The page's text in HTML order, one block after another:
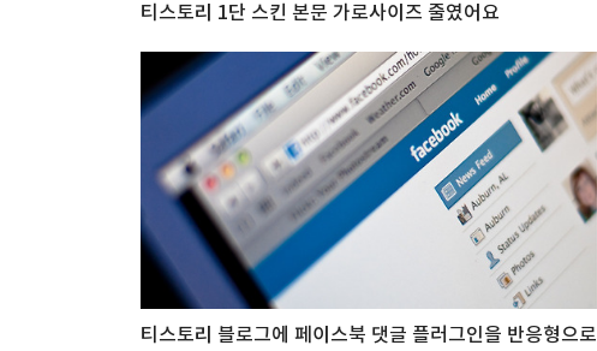
티스토리 1단 스킨 본문 가로사이즈 줄였어요
티스토리 블로그에 페이스북 댓글 플러그인을 반응형으로